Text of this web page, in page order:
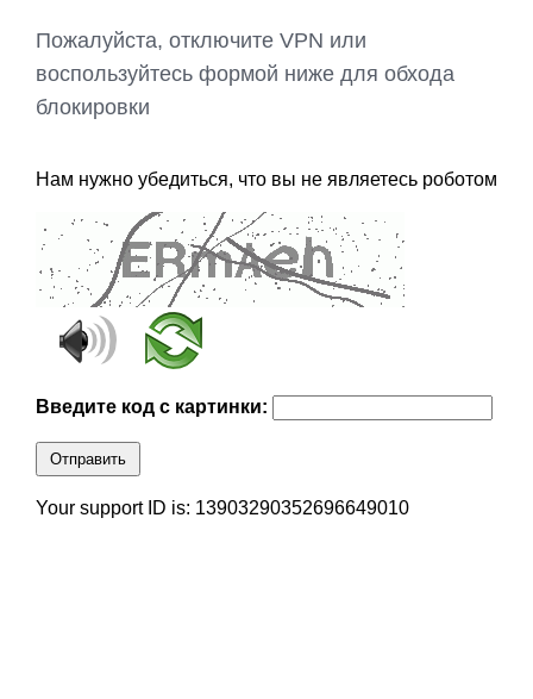
Пожалуйста, отключите VPN или
воспользуйтесь формой ниже для обхода
блокировки
Нам нужно убедиться, что вы не являетесь роботом
Введите код с картинки:
Отправить
Your support ID is: 13903290352696649010